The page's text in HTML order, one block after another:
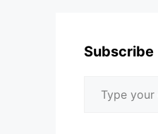
Subscribe